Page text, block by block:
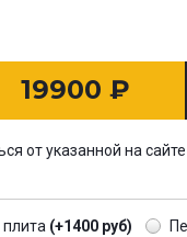
19900 ₽
от указанной на
(+1400 руб)